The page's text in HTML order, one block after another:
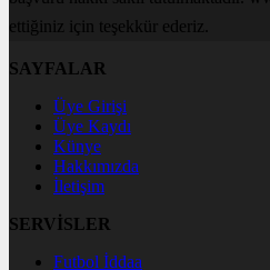
ettiğiniz için teşekkür ederiz.
SAYFALAR
Üye Girişi
Üye Kaydı
Künye
Hakkımızda
İletişim
SERVİSLER
Futbol İddaa